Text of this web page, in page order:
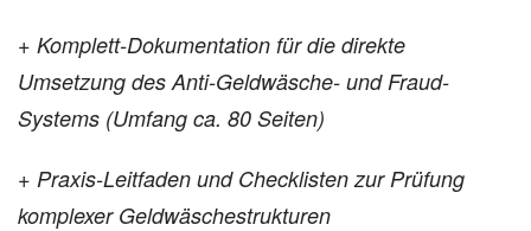
+ Komplett-Dokumentation für die direkte
Umsetzung des Anti-Geldwäsche- und Fraud-
Systems (Umfang ca. 80 Seiten)
+ Praxis-Leitfaden und Checklisten zur Prüfung
komplexer Geldwäschestrukturen